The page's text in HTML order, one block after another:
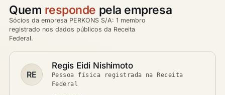
Quem responde pela empresa
Sócios da empresa PERKONS S/A: 1 membro
registrado nos dados públicos da Receita
Federal.
RE
Regis Eidi Nishimoto
Pessoa física registrada na Receita
Federal